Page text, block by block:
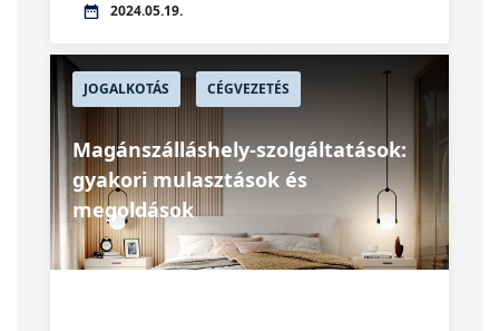
2024.05.19.
JOGALKOTÁS CÉGVEZETÉS
Magánszálláshely-szolgáltatások:
gyakori mulasztások és
megoldások